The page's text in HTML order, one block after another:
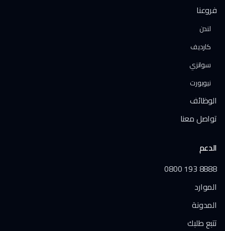
فروعنا
لندن
كارديف
سوانزي
نيوبورت
الوظائف
تواصل معنا
الدعم
0800 193 8888
الموارد
المدونة
تتبع طلبك